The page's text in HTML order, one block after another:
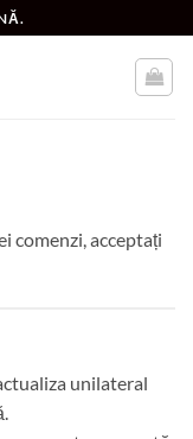
comenzi, acceptați
unilateral